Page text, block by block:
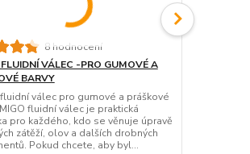
8 hodnocení
VÁLEC -PRO GUMOVÉ A
BARVY
válec pro gumové a práškové
fluidní válec je praktická
pro každého, kdo se věnuje úpravě
zátěží, olov a dalších drobných
Pokud chcete, aby byl...